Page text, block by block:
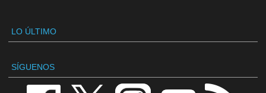
LO ÚLTIMO
SÍGUENOS